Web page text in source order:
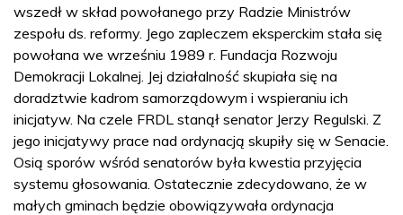
wszedł w skład powołanego przy Radzie Ministrów
zespołu ds. reformy. Jego zapleczem eksperckim stała się
powołana we wrześniu 1989 r. Fundacja Rozwoju
Demokracji Lokalnej. Jej działalność skupiała się na
doradztwie kadrom samorządowym i wspieraniu ich
inicjatyw. Na czele FRDL stanął senator Jerzy Regulski. Z
jego inicjatywy prace nad ordynacją skupiły się w Senacie.
Osią sporów wśród senatorów była kwestia przyjęcia
systemu głosowania. Ostatecznie zdecydowano, że w
małych gminach będzie obowiązywała ordynacja